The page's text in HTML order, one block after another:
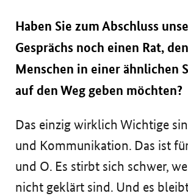
Haben Sie zum Abschluss
Gesprächs noch einen Rat,
Menschen in einer ähnlichen
auf den Weg geben möchten?
Das einzig wirklich Wichtige
und Kommunikation. Das ist
und O. Es stirbt sich schwer,
nicht geklärt sind. Und es